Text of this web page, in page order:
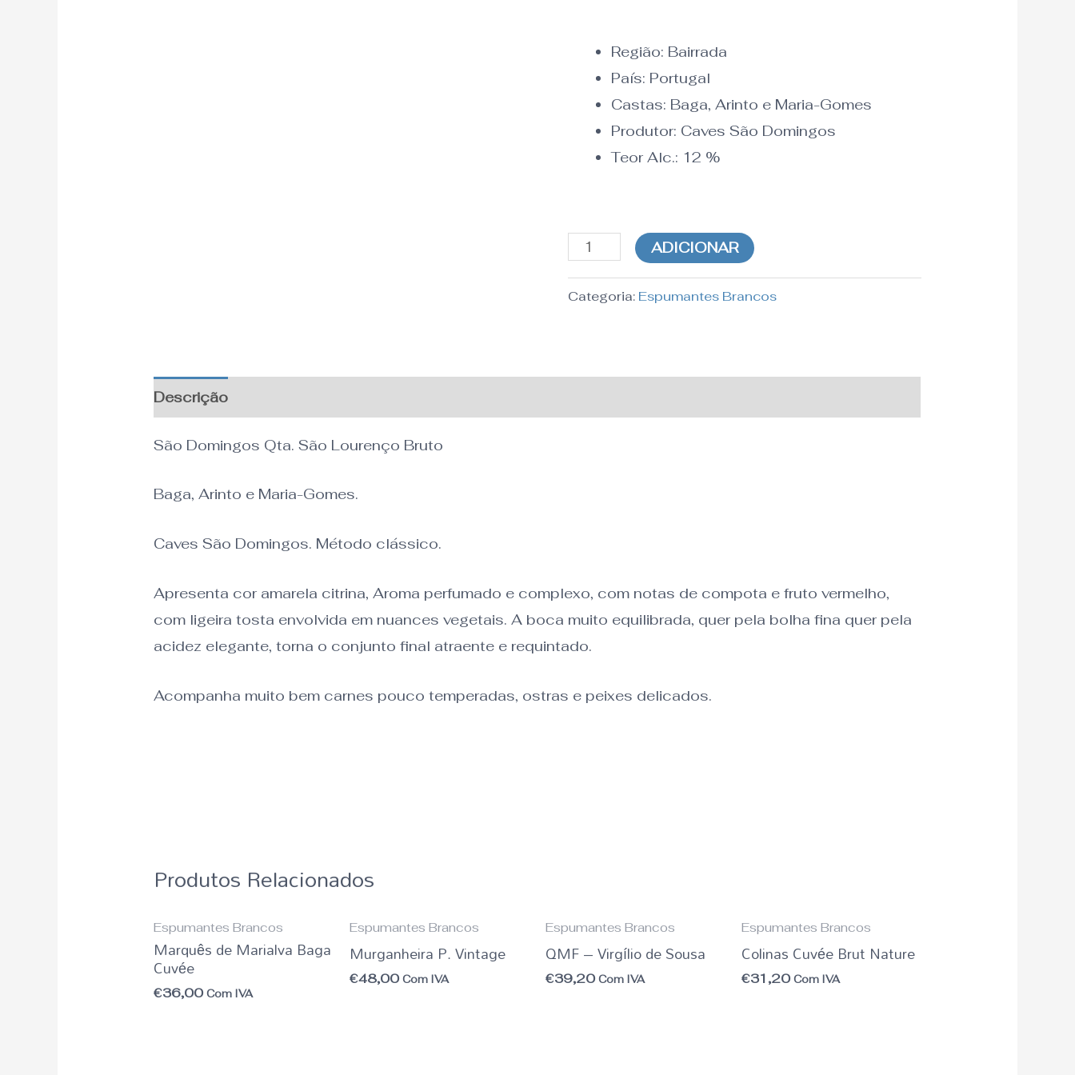
Região: Bairrada
País: Portugal
Castas: Baga, Arinto e Maria-Gomes
Produtor: Caves São Domingos
Teor Alc.: 12 %
2011
ADICIONAR
Categoria: Espumantes Brancos
Descrição
São Domingos Qta. São Lourenço Bruto
Baga, Arinto e Maria-Gomes.
Caves São Domingos. Método clássico.
Apresenta cor amarela citrina, Aroma perfumado e complexo, com notas de compota e fruto vermelho,
com ligeira tosta envolvida em nuances vegetais. A boca muito equilibrada, quer pela bolha fina quer pela
acidez elegante, torna o conjunto final atraente e requintado.
Acompanha muito bem carnes pouco temperadas, ostras e peixes delicados.
Produtos Relacionados
Espumantes Brancos
Marquês de Marialva Baga
Cuvée
€36,00 Com IVA
Espumantes Brancos
Murganheira P. Vintage
€48,00 Com IVA
Espumantes Brancos
QMF – Virgílio de Sousa
€39,20 Com IVA
Espumantes Brancos
Colinas Cuvée Brut Nature
€31,20 Com IVA